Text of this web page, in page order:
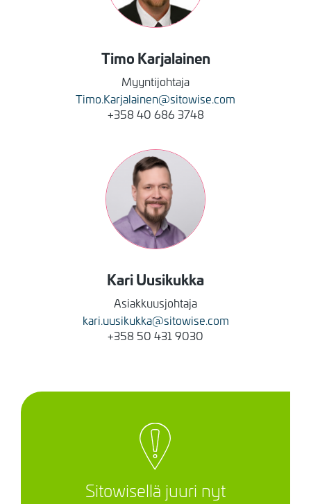
Timo Karjalainen
Myyntijohtaja
Timo.Karjalainen@sitowise.com
+358 40 686 3748
KariUusikukka
Asiakkuusjohtaja
kari.uusikukka@sitowise.com
+358 50 431 9030
Sitowisellä juuri nyt